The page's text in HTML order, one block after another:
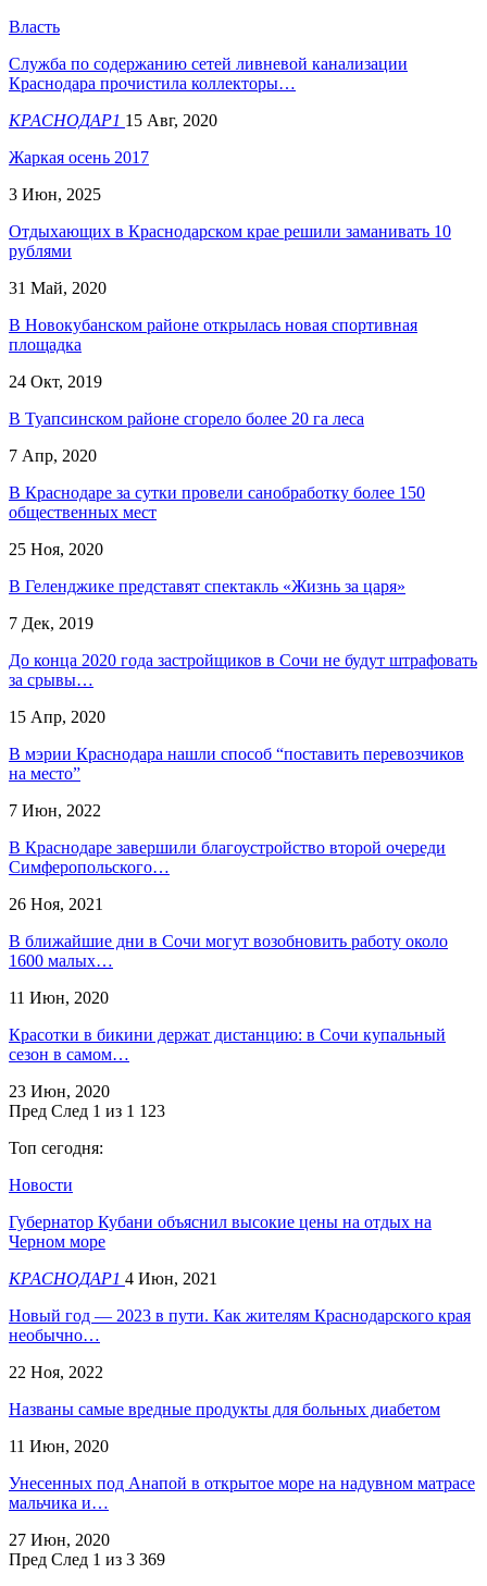
Власть
Служба по содержанию сетей ливневой канализации
Краснодара прочистила коллекторы…
КРАСНОДАР1 15 Авг, 2020
Жаркая осень 2017
3 Июн, 2025
Отдыхающих в Краснодарском крае решили заманивать 10
рублями
31 Май, 2020
В Новокубанском районе открылась новая спортивная
площадка
24 Окт, 2019
В Туапсинском районе сгорело более 20 га леса
7 Апр, 2020
В Краснодаре за сутки провели санобработку более 150
общественных мест
25 Ноя, 2020
В Геленджике представят спектакль «Жизнь за царя»
7 Дек, 2019
До конца 2020 года застройщиков в Сочи не будут штрафовать
за срывы…
15 Апр, 2020
​В мэрии Краснодара нашли способ “поставить перевозчиков
на место”
7 Июн, 2022
В Краснодаре завершили благоустройство второй очереди
Симферопольского…
26 Ноя, 2021
В ближайшие дни в Сочи могут возобновить работу около
1600 малых…
11 Июн, 2020
Красотки в бикини держат дистанцию: в Сочи купальный
сезон в самом…
23 Июн, 2020
Пред След 1 из 1 123
Топ сегодня:
Новости
Губернатор Кубани объяснил высокие цены на отдых на
Черном море
КРАСНОДАР1 4 Июн, 2021
Новый год — 2023 в пути. Как жителям Краснодарского края
необычно…
22 Ноя, 2022
Названы самые вредные продукты для больных диабетом
11 Июн, 2020
Унесенных под Анапой в открытое море на надувном матрасе
мальчика и…
27 Июн, 2020
Пред След 1 из 3 369